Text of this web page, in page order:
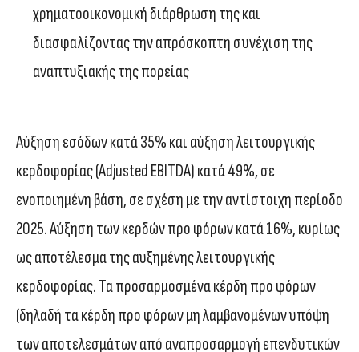
χρηματοοικονομική διάρθρωση της και
διασφαλίζοντας την απρόσκοπτη συνέχιση της
αναπτυξιακής της πορείας
Αύξηση εσόδων κατά 35% και αύξηση λειτουργικής
κερδοφορίας (Adjusted EBITDA) κατά 49%, σε
ενοποιημένη βάση, σε σχέση με την αντίστοιχη περίοδο
2025. Αύξηση των κερδών προ φόρων κατά 16%, κυρίως
ως αποτέλεσμα της αυξημένης λειτουργικής
κερδοφορίας. Τα προσαρμοσμένα κέρδη προ φόρων
(δηλαδή τα κέρδη προ φόρων μη λαμβανομένων υπόψη
των αποτελεσμάτων από αναπροσαρμογή επενδυτικών